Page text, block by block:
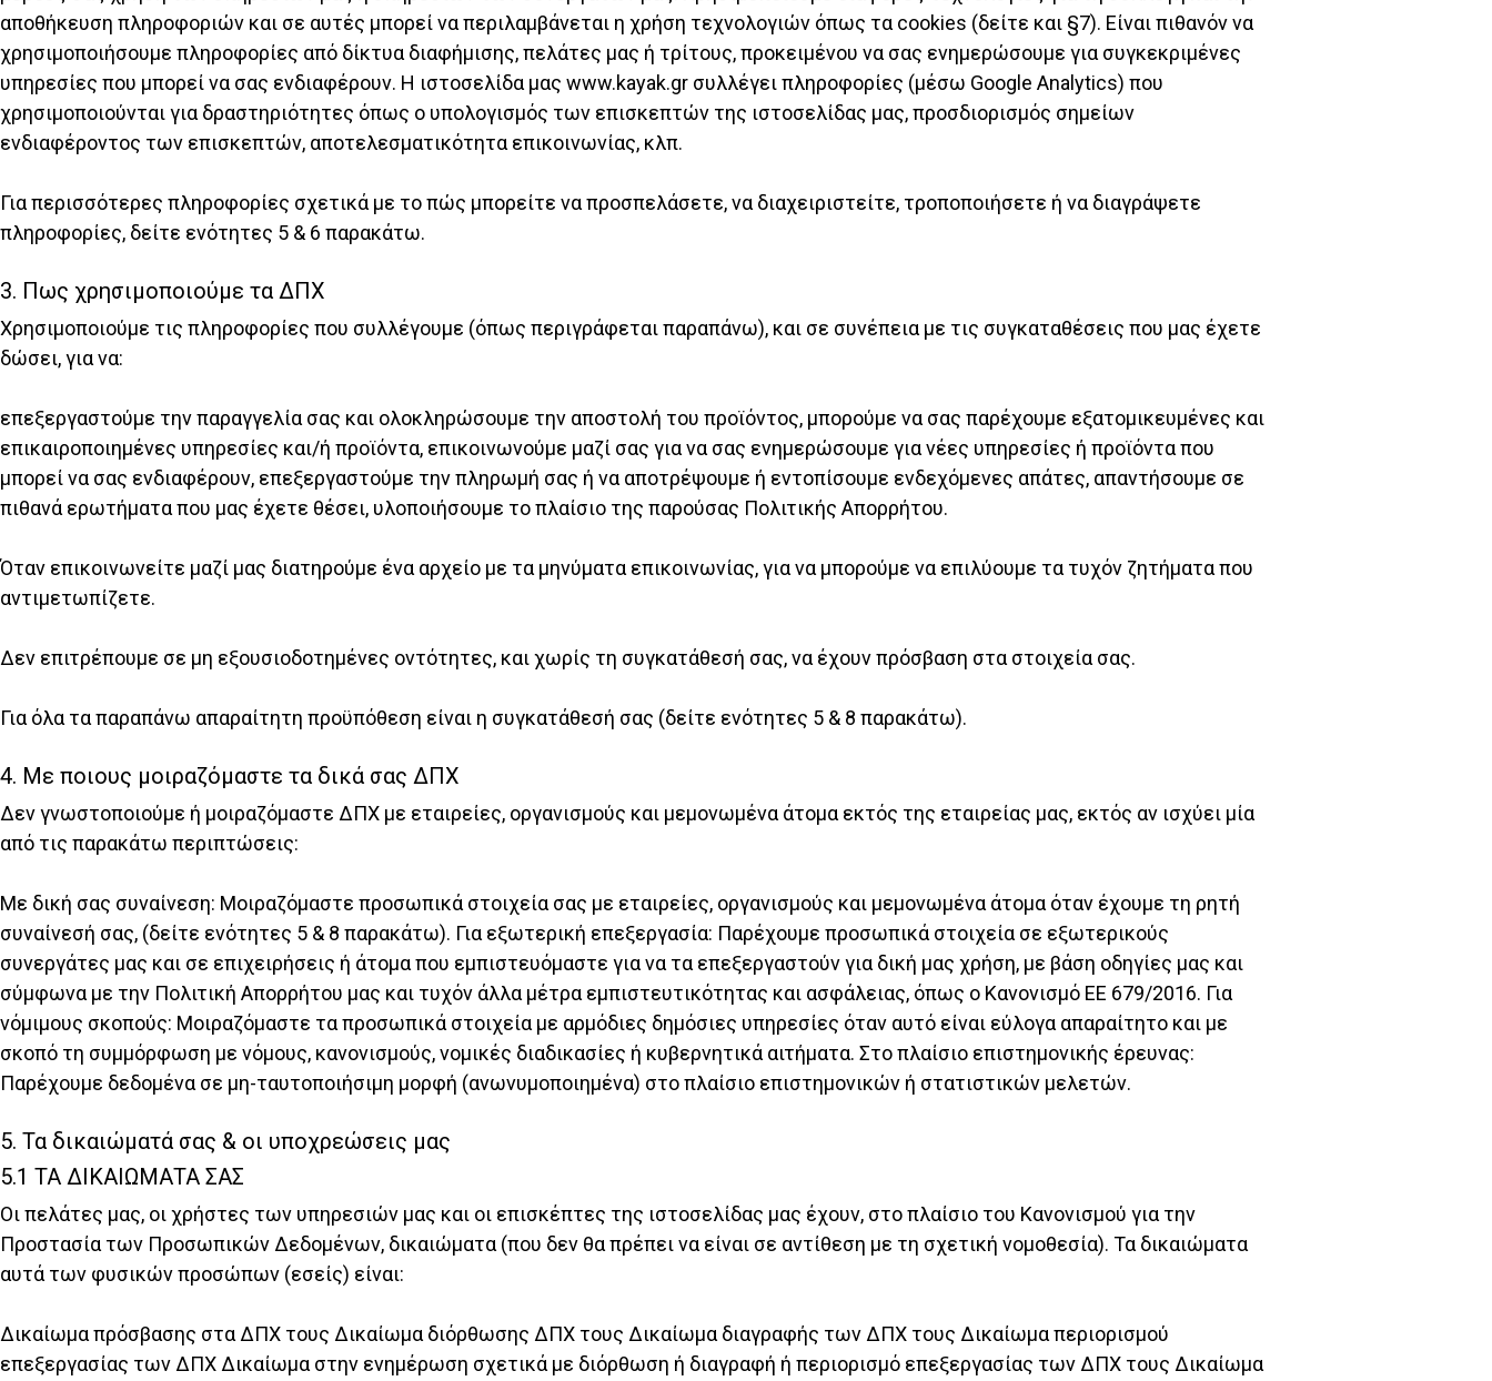
αποθήκευση πληροφοριών και σε αυτές μπορεί να περιλαμβάνεται η χρήση τεχνολογιών όπως τα cookies (δείτε και §7). Είναι πιθανόν να
χρησιμοποιήσουμε πληροφορίες από δίκτυα διαφήμισης, πελάτες μας ή τρίτους, προκειμένου να σας ενημερώσουμε για συγκεκριμένες
υπηρεσίες που μπορεί να σας ενδιαφέρουν. Η ιστοσελίδα μας www.kayak.gr συλλέγει πληροφορίες (μέσω Google Analytics) που
χρησιμοποιούνται για δραστηριότητες όπως ο υπολογισμός των επισκεπτών της ιστοσελίδας μας, προσδιορισμός σημείων
ενδιαφέροντος των επισκεπτών, αποτελεσματικότητα επικοινωνίας, κλπ.
Για περισσότερες πληροφορίες σχετικά με το πώς μπορείτε να προσπελάσετε, να διαχειριστείτε, τροποποιήσετε ή να διαγράψετε
πληροφορίες, δείτε ενότητες 5 & 6 παρακάτω.
3. Πως χρησιμοποιούμε τα ΔΠΧ
Χρησιμοποιούμε τις πληροφορίες που συλλέγουμε (όπως περιγράφεται παραπάνω), και σε συνέπεια με τις συγκαταθέσεις που μας έχετε
δώσει, για να:
επεξεργαστούμε την παραγγελία σας και ολοκληρώσουμε την αποστολή του προϊόντος, μπορούμε να σας παρέχουμε εξατομικευμένες και
επικαιροποιημένες υπηρεσίες και/ή προϊόντα, επικοινωνούμε μαζί σας για να σας ενημερώσουμε για νέες υπηρεσίες ή προϊόντα που
μπορεί να σας ενδιαφέρουν, επεξεργαστούμε την πληρωμή σας ή να αποτρέψουμε ή εντοπίσουμε ενδεχόμενες απάτες, απαντήσουμε σε
πιθανά ερωτήματα που μας έχετε θέσει, υλοποιήσουμε το πλαίσιο της παρούσας Πολιτικής Απορρήτου.
Όταν επικοινωνείτε μαζί μας διατηρούμε ένα αρχείο με τα μηνύματα επικοινωνίας, για να μπορούμε να επιλύουμε τα τυχόν ζητήματα που
αντιμετωπίζετε.
Δεν επιτρέπουμε σε μη εξουσιοδοτημένες οντότητες, και χωρίς τη συγκατάθεσή σας, να έχουν πρόσβαση στα στοιχεία σας.
Για όλα τα παραπάνω απαραίτητη προϋπόθεση είναι η συγκατάθεσή σας (δείτε ενότητες 5 & 8 παρακάτω).
4. Με ποιους μοιραζόμαστε τα δικά σας ΔΠΧ
Δεν γνωστοποιούμε ή μοιραζόμαστε ΔΠΧ με εταιρείες, οργανισμούς και μεμονωμένα άτομα εκτός της εταιρείας μας, εκτός αν ισχύει μία
από τις παρακάτω περιπτώσεις:
Με δική σας συναίνεση: Μοιραζόμαστε προσωπικά στοιχεία σας με εταιρείες, οργανισμούς και μεμονωμένα άτομα όταν έχουμε τη ρητή
συναίνεσή σας, (δείτε ενότητες 5 & 8 παρακάτω). Για εξωτερική επεξεργασία: Παρέχουμε προσωπικά στοιχεία σε εξωτερικούς
συνεργάτες μας και σε επιχειρήσεις ή άτομα που εμπιστευόμαστε για να τα επεξεργαστούν για δική μας χρήση, με βάση οδηγίες μας και
σύμφωνα με την Πολιτική Απορρήτου μας και τυχόν άλλα μέτρα εμπιστευτικότητας και ασφάλειας, όπως ο Κανονισμό EΕ 679/2016. Για
νόμιμους σκοπούς: Μοιραζόμαστε τα προσωπικά στοιχεία με αρμόδιες δημόσιες υπηρεσίες όταν αυτό είναι εύλογα απαραίτητο και με
σκοπό τη συμμόρφωση με νόμους, κανονισμούς, νομικές διαδικασίες ή κυβερνητικά αιτήματα. Στο πλαίσιο επιστημονικής έρευνας:
Παρέχουμε δεδομένα σε μη-ταυτοποιήσιμη μορφή (ανωνυμοποιημένα) στο πλαίσιο επιστημονικών ή στατιστικών μελετών.
5. Τα δικαιώματά σας & οι υποχρεώσεις μας
5.1 ΤΑ ΔΙΚΑΙΩΜΑΤΑ ΣΑΣ
Οι πελάτες μας, οι χρήστες των υπηρεσιών μας και οι επισκέπτες της ιστοσελίδας μας έχουν, στο πλαίσιο του Κανονισμού για την
Προστασία των Προσωπικών Δεδομένων, δικαιώματα (που δεν θα πρέπει να είναι σε αντίθεση με τη σχετική νομοθεσία). Τα δικαιώματα
αυτά των φυσικών προσώπων (εσείς) είναι:
Δικαίωμα πρόσβασης στα ΔΠΧ τους Δικαίωμα διόρθωσης ΔΠΧ τους Δικαίωμα διαγραφής των ΔΠΧ τους Δικαίωμα περιορισμού
επεξεργασίας των ΔΠΧ Δικαίωμα στην ενημέρωση σχετικά με διόρθωση ή διαγραφή ή περιορισμό επεξεργασίας των ΔΠΧ τους Δικαίωμα